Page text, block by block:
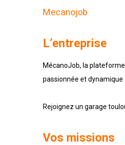
Mecanojob
L’entreprise
MécanoJob, la
passionnée et dynamique
Rejoignez un garage
Vos missions